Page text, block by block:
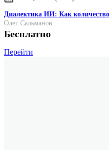
Диалектика ИИ: Как
Олег Сальманов
Бесплатно
Перейти